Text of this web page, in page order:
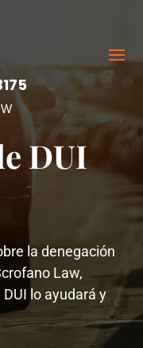
DUI
la denegación
Law,
lo ayudará y